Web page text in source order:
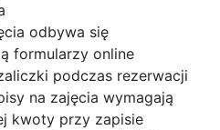
odbywa się
formularzy online
podczas rezerwacji
na zajęcia wymagają
kwoty przy zapisie